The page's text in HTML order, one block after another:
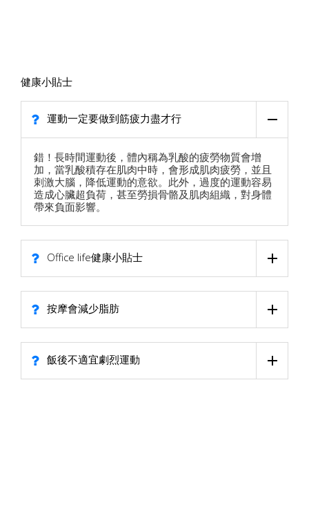
健康小貼士
運動一定要做到筋疲力盡才行
錯！長時間運動後，體內稱為乳酸的疲勞物質會增
加，當乳酸積存在肌肉中時，會形成肌肉疲勞，並且
刺激大腦，降低運動的意欲。此外，過度的運動容易
造成心臟超負荷，甚至勞損骨骼及肌肉組織，對身體
帶來負面影響。
Office life健康小貼士
按摩會減少脂肪
飯後不適宜劇烈運動